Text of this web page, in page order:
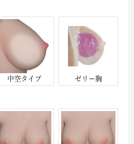
中空タイプ ゼリー胸